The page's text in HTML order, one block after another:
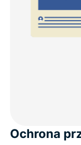
Ochrona